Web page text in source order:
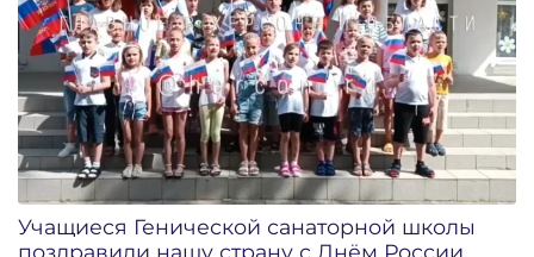
Учащиеся Генической санаторной школы
поздравили нашу страну с Днём России